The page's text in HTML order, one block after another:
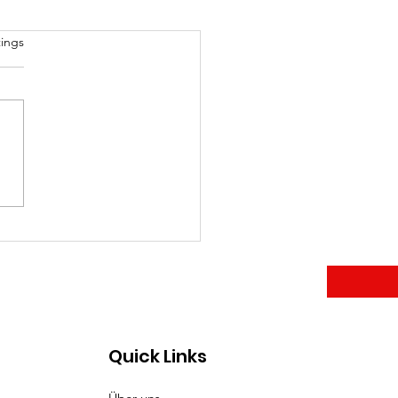
Quick Links